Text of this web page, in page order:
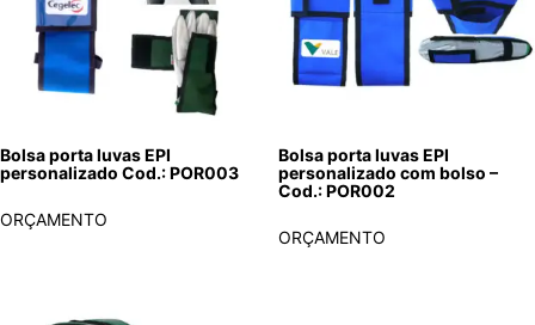
Bolsa porta luvas EPI
personalizado Cod.: POR003
ORÇAMENTO
Bolsa porta luvas EPI
personalizado com bolso –
Cod.: POR002
ORÇAMENTO